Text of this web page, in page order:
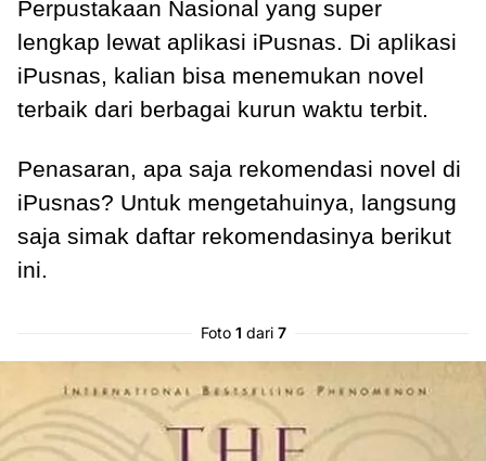
Perpustakaan Nasional yang super
lengkap lewat aplikasi iPusnas. Di aplikasi
iPusnas, kalian bisa menemukan novel
terbaik dari berbagai kurun waktu terbit.
Penasaran, apa saja rekomendasi novel di
iPusnas? Untuk mengetahuinya, langsung
saja simak daftar rekomendasinya berikut
ini.
Foto 1 dari 7